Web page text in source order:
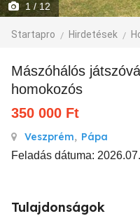
1 / 12
Startapro Hirdetések
Mászóhálós játszóvár hintás csúszdás
homokozós
350 000 Ft
Veszprém, Pápa
Feladás dátuma:
Tulajdonságok